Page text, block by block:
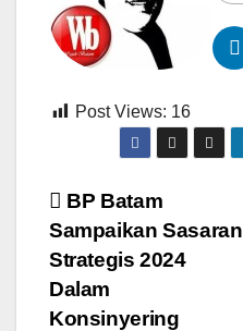
Post Views: 16
Navigasi
pos
BP Batam
Sampaikan Sasaran
Strategis 2024
Dalam
Konsinyering